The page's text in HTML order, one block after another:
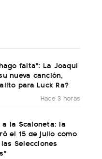
falta": La Joaqui
nueva canción,
para Luck Ra?
Hace 3 horas
a la Scaloneta: la
el 15 de julio como
Selecciones